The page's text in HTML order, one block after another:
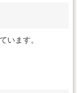
います。